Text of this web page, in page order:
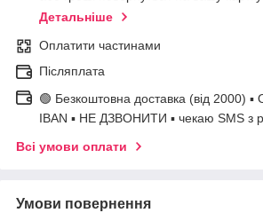
Детальніше
Оплатити частинами
Післяплата
🟢 Безкоштовна доставка (від 2000) ▪
IBAN ▪ НЕ ДЗВОНИТИ ▪ чекаю SMS з
Всі умови оплати
Умови повернення